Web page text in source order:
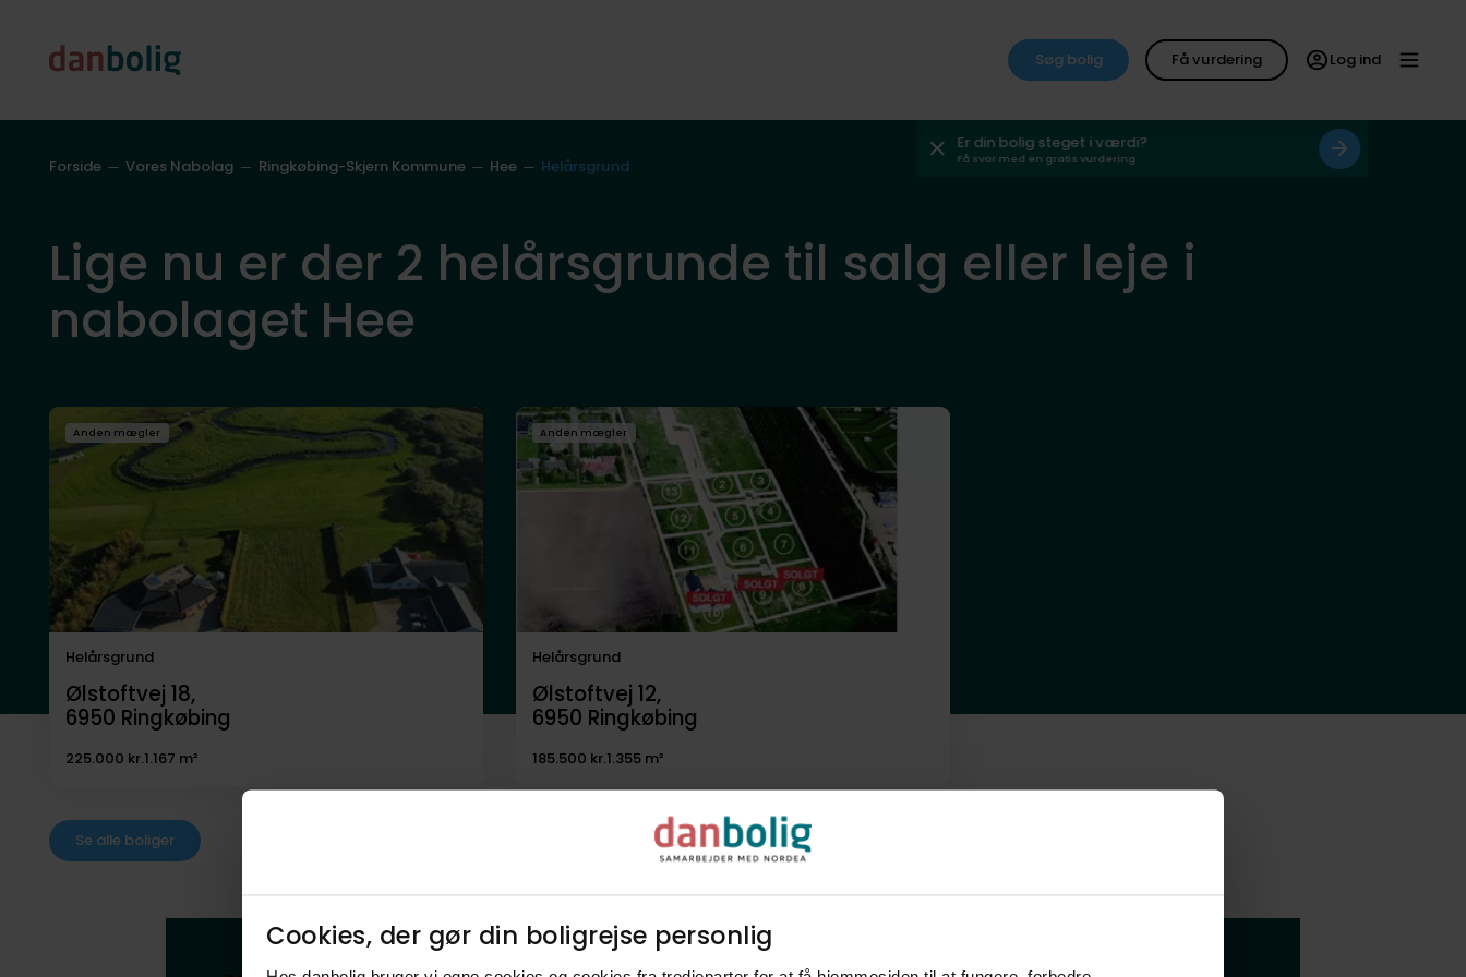
Cookies, der gør din boligrejse personlig​
Søg bolig Få vurdering Log ind
Er din bolig steget i værdi?
Få svar med en gratis vurdering
Forside Vores Nabolag Ringkøbing-Skjern Kommune Hee Helårsgrund
Lige nu er der 2 helårsgrunde til salg eller leje i
nabolaget Hee
Anden mægler
Helårsgrund
Ølstoftvej 18,
6950 Ringkøbing
225.000 kr.1.167 m²
Anden mægler
Helårsgrund
Ølstoftvej 12,
6950 Ringkøbing
185.500 kr.1.355 m²
Se alle boliger